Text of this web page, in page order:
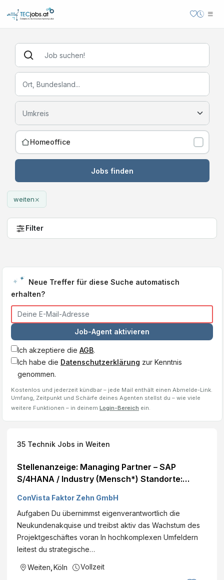
Homeoffice
Jobs finden
weiten×
Filter
Neue Treffer für diese Suche automatisch
erhalten?
Job-Agent aktivieren
Ich akzeptiere die AGB.
Ich habe die Datenschutzerklärung zur Kenntnis
genommen.
Kostenlos und jederzeit kündbar – jede Mail enthält einen Abmelde-Link.
Umfang, Zeitpunkt und Schärfe deines Agenten stellst du – wie viele
weitere Funktionen – in deinem Login-Bereich ein.
35 Technik Jobs in Weiten
Stellenanzeige: Managing Partner – SAP
S/4HANA / Industry (Mensch*) Standorte:
ConVista Faktor Zehn GmbH
Aufgaben Du übernimmst eigenverantwortlich die
Neukundenakquise und treibst aktiv das Wachstum des
Projektgeschäftes voran In hochkomplexen Umfeldern
leitest du strategische…
Weiten Köln Vollzeit